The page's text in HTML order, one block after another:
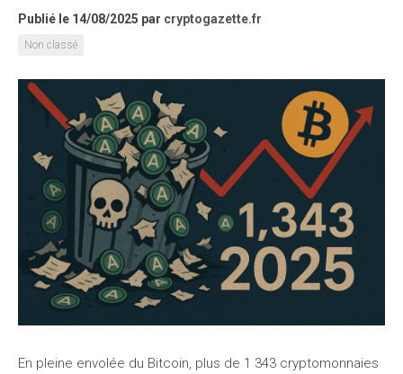
Publié le 14/08/2025 par cryptogazette.fr
Non classé
En pleine envolée du Bitcoin, plus de 1 343 cryptomonnaies